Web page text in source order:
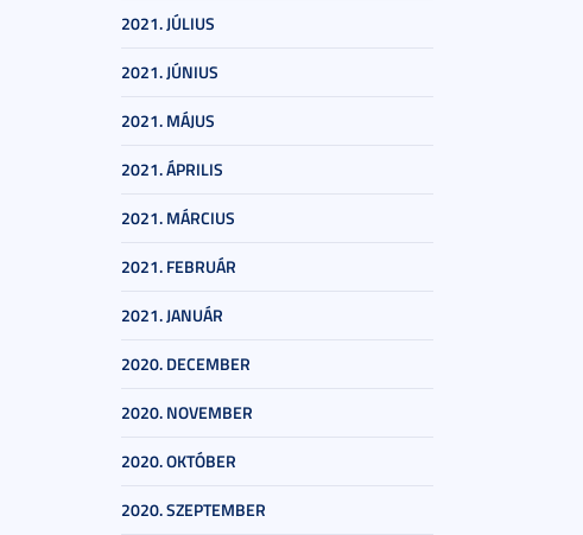
2021. JÚLIUS
2021. JÚNIUS
2021. MÁJUS
2021. ÁPRILIS
2021. MÁRCIUS
2021. FEBRUÁR
2021. JANUÁR
2020. DECEMBER
2020. NOVEMBER
2020. OKTÓBER
2020. SZEPTEMBER